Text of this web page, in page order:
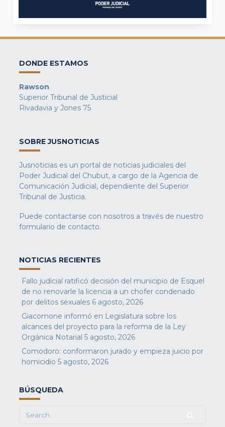
DONDE ESTAMOS
Rawson
Superior Tribunal de Justicial
Rivadavia y Jones 75
SOBRE JUSNOTICIAS
Jusnoticias es un portal de noticias judiciales del
Poder Judicial del Chubut, a cargo de la Agencia de
Comunicación Judicial, dependiente del Superior
Tribunal de Justicia.
Puede contactarse con nosotros a través de nuestro
formulario de contacto.
NOTICIAS RECIENTES
Fallo judicial ratificó decisión del municipio de Esquel
de no renovarle la licencia a un chofer condenado
por delitos sexuales 6 agosto, 2026
Giacomone informó en Legislatura sobre los
alcances del proyecto para la reforma de la Ley
Orgánica Notarial 5 agosto, 2026
Comodoro: conformaron jurado y empieza juicio por
homicidio 5 agosto, 2026
BÚSQUEDA
Search